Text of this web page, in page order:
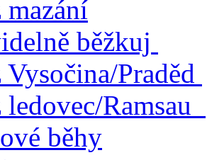
běžkuj
Praděd
Ramsau
běhy